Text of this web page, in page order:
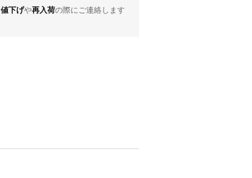
値下げや再入荷の際にご連絡します